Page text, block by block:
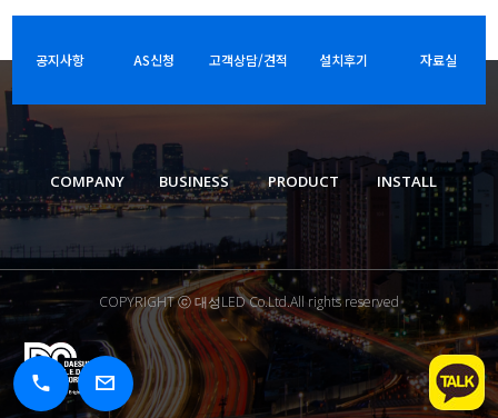
공지사항 AS신청 고객상담/견적 설치후기 자료실
COMPANY BUSINESS PRODUCT INSTALL
COPYRIGHT ⓒ 대성LED Co.Ltd.All rights reserved